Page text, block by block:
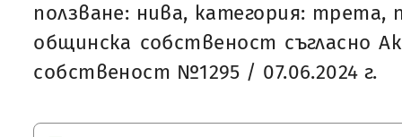
ползване: нива, категория: трета,
общинска собственост съгласно
собственост №1295 / 07.06.2024 г.